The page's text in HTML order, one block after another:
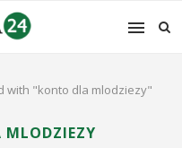
with "konto dla mlodziezy"